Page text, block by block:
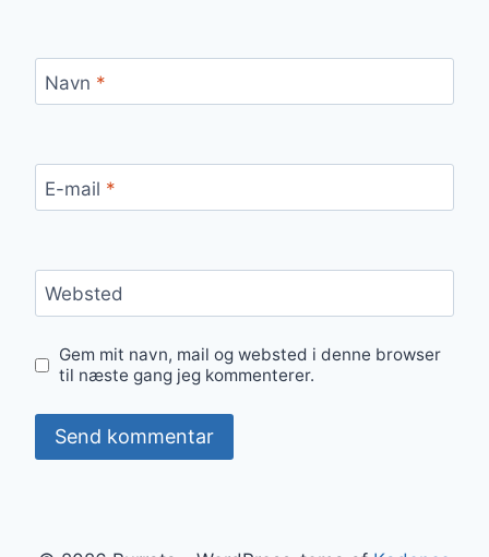
Navn *
E-mail *
Websted
Gem mit navn, mail og websted i denne browser
til næste gang jeg kommenterer.